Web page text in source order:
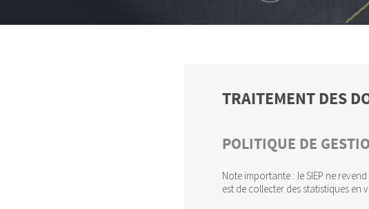
TRAITEMENT DES
POLITIQUE DE
Note importante : le SIEP ne
est de collecter des statistiques en